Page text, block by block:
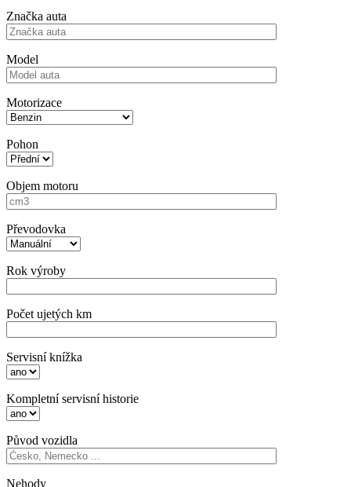
Značka auta
Model
Motorizace
Pohon
Objem motoru
Převodovka
Rok výroby
Počet ujetých km
Servisní knížka
Kompletní servisní historie
Původ vozidla
Nehody